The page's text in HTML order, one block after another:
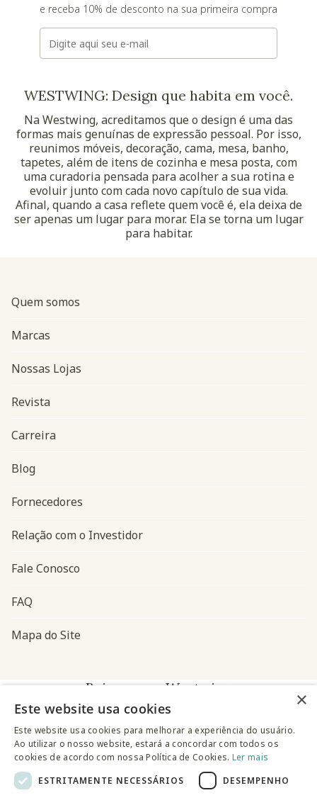
e receba 10% de desconto na sua primeira compra
E-mail
WESTWING: Design que habita em você.
Na Westwing, acreditamos que o design é uma das
formas mais genuínas de expressão pessoal. Por isso,
reunimos móveis, decoração, cama, mesa, banho,
tapetes, além de itens de cozinha e mesa posta, com
uma curadoria pensada para acolher a sua rotina e
evoluir junto com cada novo capítulo de sua vida.
Afinal, quando a casa reflete quem você é, ela deixa de
ser apenas um lugar para morar. Ela se torna um lugar
para habitar.
Navegação do rodapé
Quem somos
Marcas
Nossas Lojas
Revista
Carreira
Blog
Fornecedores
Relação com o Investidor
Fale Conosco
FAQ
Mapa do Site
Baixe o app Westwing
×
Este website usa cookies
Este website usa cookies para melhorar a experiência do usuário.
Ao utilizar o nosso website, estará a concordar com todos os
cookies de acordo com nossa Política de Cookies. Ler mais
ESTRITAMENTE NECESSÁRIOS
DESEMPENHO